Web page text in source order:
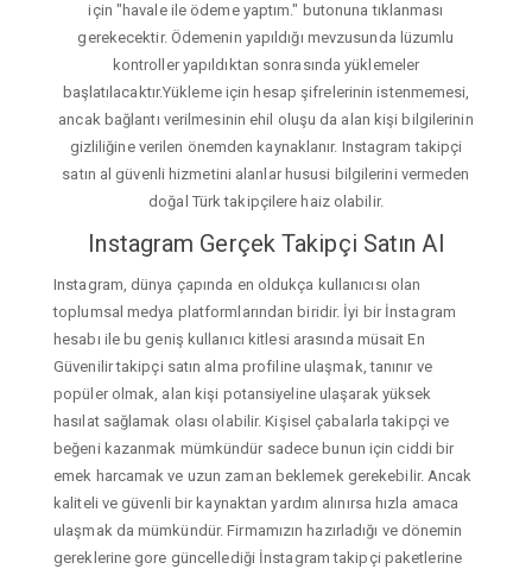
için "havale ile ödeme yaptım." butonuna tıklanması
gerekecektir. Ödemenin yapıldığı mevzusunda lüzumlu
kontroller yapıldıktan sonrasında yüklemeler
başlatılacaktır.Yükleme için hesap şifrelerinin istenmemesi,
ancak bağlantı verilmesinin ehil oluşu da alan kişi bilgilerinin
gizliliğine verilen önemden kaynaklanır. Instagram takipçi
satın al güvenli hizmetini alanlar hususi bilgilerini vermeden
doğal Türk takipçilere haiz olabilir.
Instagram Gerçek Takipçi Satın Al
Instagram, dünya çapında en oldukça kullanıcısı olan
toplumsal medya platformlarından biridir. İyi bir İnstagram
hesabı ile bu geniş kullanıcı kitlesi arasında müsait En
Güvenilir takipçi satın alma profiline ulaşmak, tanınır ve
popüler olmak, alan kişi potansiyeline ulaşarak yüksek
hasılat sağlamak olası olabilir. Kişisel çabalarla takipçi ve
beğeni kazanmak mümkündür sadece bunun için ciddi bir
emek harcamak ve uzun zaman beklemek gerekebilir. Ancak
kaliteli ve güvenli bir kaynaktan yardım alınırsa hızla amaca
ulaşmak da mümkündür. Firmamızın hazırladığı ve dönemin
gereklerine gore güncellediği İnstagram takipçi paketlerine